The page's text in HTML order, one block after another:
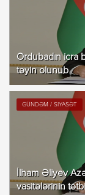
Ordubadın icra
təyin olunub
GÜNDƏM / SIYASƏT
İlham Əliyev
vasitələrinin